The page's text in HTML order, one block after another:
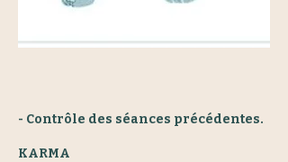
- Contrôle des séances précédentes.
KARMA